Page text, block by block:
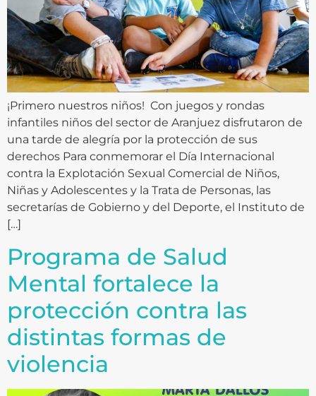
¡Primero nuestros niños! Con juegos y rondas
infantiles niños del sector de Aranjuez disfrutaron de
una tarde de alegría por la protección de sus
derechos Para conmemorar el Día Internacional
contra la Explotación Sexual Comercial de Niños,
Niñas y Adolescentes y la Trata de Personas, las
secretarías de Gobierno y del Deporte, el Instituto de
[…]
Programa de Salud
Mental fortalece la
protección contra las
distintas formas de
violencia